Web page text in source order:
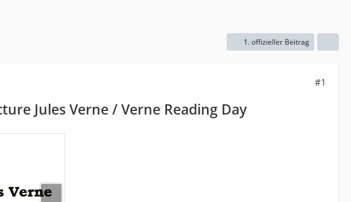
1. offizieller Beitrag
#1
Jules Verne / Verne Reading Day